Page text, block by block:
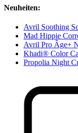
Neuheiten:
Avril Soothing
Mad Hippie
Avril Pro Âge+
Khadi® Color
Propolia Night